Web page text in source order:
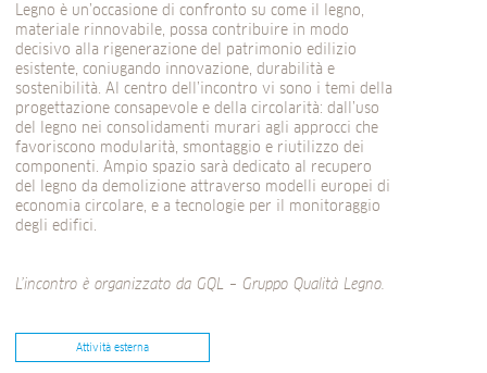
Legno è un’occasione di confronto su come il legno,
materiale rinnovabile, possa contribuire in modo
decisivo alla rigenerazione del patrimonio edilizio
esistente, coniugando innovazione, durabilità e
sostenibilità. Al centro dell’incontro vi sono i temi della
progettazione consapevole e della circolarità: dall’uso
del legno nei consolidamenti murari agli approcci che
favoriscono modularità, smontaggio e riutilizzo dei
componenti. Ampio spazio sarà dedicato al recupero
del legno da demolizione attraverso modelli europei di
economia circolare, e a tecnologie per il monitoraggio
degli edifici.
L’incontro è organizzato da GQL – Gruppo Qualità Legno.
Attività esterna